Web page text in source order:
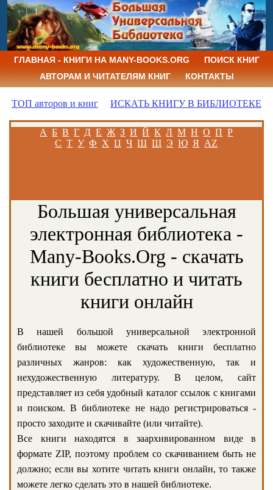
ГЛАВНАЯ - КНИГИ НА MANY-BOOKS.ORG
ПОИСК КНИГ
АВТОРАМ И ЧИТАТЕЛЯМ КНИГ
КОНТАКТЫ
ТОП авторов и книг ИСКАТЬ КНИГУ В БИБЛИОТЕКЕ
А Б В Г Д Е Ж З И Й К Л М Н О П Р
С Т У Ф Х Ц Ч Ш Щ Э Ю Я AZ
Большая универсальная
электронная библиотека -
Many-Books.Org - скачать
книги бесплатно и читать
книги онлайн
В нашей большой универсальной электронной
библиотеке вы можете скачать книги бесплатно
различных жанров: как художественную, так и
нехудожественную литературу. В целом, сайт
представляет из себя удобный каталог ссылок с книгами
и поиском. В библиотеке не надо регистрироваться -
просто заходите и скачивайте (или читайте).
Все книги находятся в заархивированном виде в
формате ZIP, поэтому проблем со скачиванием быть не
должно; если вы хотите читать книги онлайн, то также
можете легко сделать это в нашей библиотеке.